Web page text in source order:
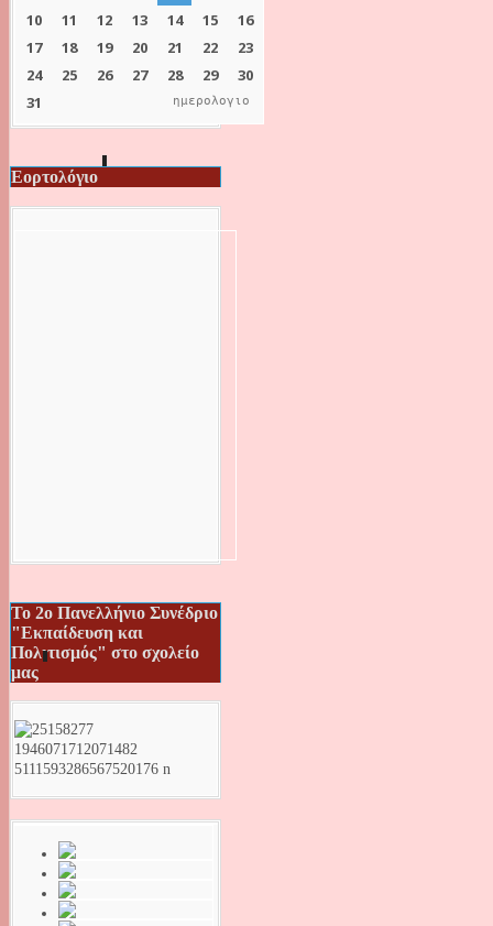
ημερολογιο
Εορτολόγιο
Το 2ο Πανελλήνιο Συνέδριο
"Εκπαίδευση και
Πολιτισμός" στο σχολείο
μας